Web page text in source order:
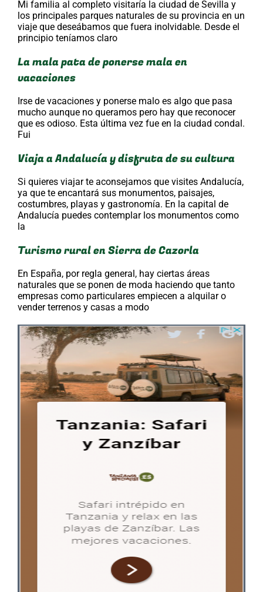
Mi familia al completo visitaría la ciudad de Sevilla y
los principales parques naturales de su provincia en un
viaje que deseábamos que fuera inolvidable. Desde el
principio teníamos claro
La mala pata de ponerse mala en
vacaciones
Irse de vacaciones y ponerse malo es algo que pasa
mucho aunque no queramos pero hay que reconocer
que es odioso. Esta última vez fue en la ciudad condal.
Fui
Viaja a Andalucía y disfruta de su cultura
Si quieres viajar te aconsejamos que visites Andalucía,
ya que te encantará sus monumentos, paisajes,
costumbres, playas y gastronomía. En la capital de
Andalucía puedes contemplar los monumentos como
la
Turismo rural en Sierra de Cazorla
En España, por regla general, hay ciertas áreas
naturales que se ponen de moda haciendo que tanto
empresas como particulares empiecen a alquilar o
vender terrenos y casas a modo